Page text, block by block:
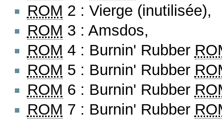
ROM 2 : Vierge (inutilisée),
ROM 3 : Amsdos,
ROM 4 : Burnin' Rubber
ROM 5 : Burnin' Rubber
ROM 6 : Burnin' Rubber
ROM 7 : Burnin' Rubber